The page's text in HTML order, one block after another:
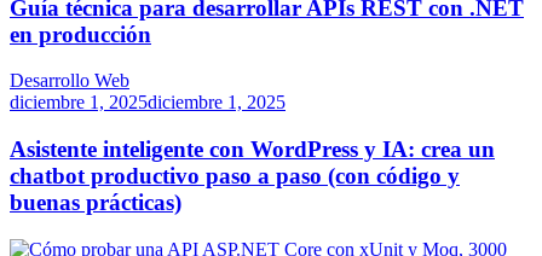
Guía técnica para desarrollar APIs REST con .NET
en producción
Desarrollo Web
diciembre 1, 2025diciembre 1, 2025
Asistente inteligente con WordPress y IA: crea un
chatbot productivo paso a paso (con código y
buenas prácticas)